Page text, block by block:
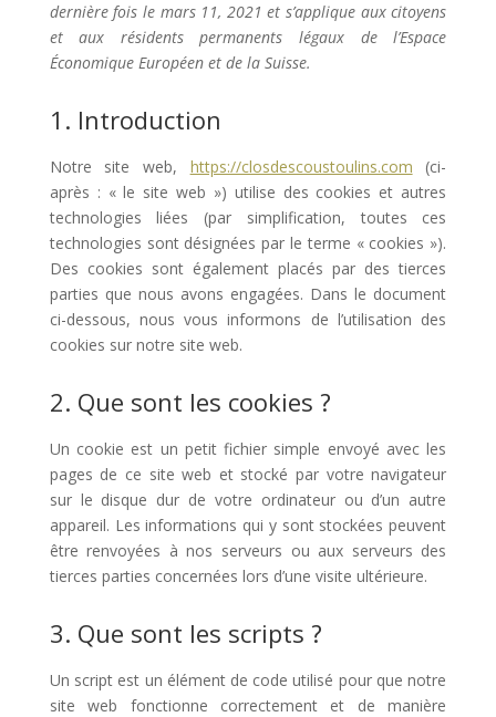
dernière fois le mars 11, 2021 et s’applique aux citoyens
et aux résidents permanents légaux de l’Espace
Économique Européen et de la Suisse.
1. Introduction
Notre site web, https://closdescoustoulins.com (ci-
après : « le site web ») utilise des cookies et autres
technologies liées (par simplification, toutes ces
technologies sont désignées par le terme « cookies »).
Des cookies sont également placés par des tierces
parties que nous avons engagées. Dans le document
ci-dessous, nous vous informons de l’utilisation des
cookies sur notre site web.
2. Que sont les cookies ?
Un cookie est un petit fichier simple envoyé avec les
pages de ce site web et stocké par votre navigateur
sur le disque dur de votre ordinateur ou d’un autre
appareil. Les informations qui y sont stockées peuvent
être renvoyées à nos serveurs ou aux serveurs des
tierces parties concernées lors d’une visite ultérieure.
3. Que sont les scripts ?
Un script est un élément de code utilisé pour que notre
site web fonctionne correctement et de manière